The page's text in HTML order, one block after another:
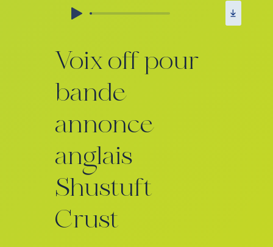
Voix off pour
bande
annonce
anglais
Shustuft
Crust